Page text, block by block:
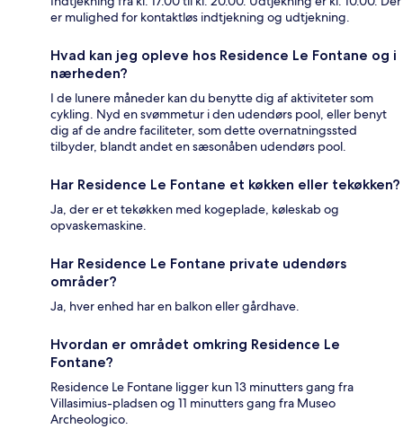
er mulighed for kontaktløs indtjekning og udtjekning.
Hvad kan jeg opleve hos Residence Le Fontane og i
nærheden?
I de lunere måneder kan du benytte dig af aktiviteter som
cykling. Nyd en svømmetur i den udendørs pool, eller benyt
dig af de andre faciliteter, som dette overnatningssted
tilbyder, blandt andet en sæsonåben udendørs pool.
Har Residence Le Fontane et køkken eller tekøkken?
Ja, der er et tekøkken med kogeplade, køleskab og
opvaskemaskine.
Har Residence Le Fontane private udendørs
områder?
Ja, hver enhed har en balkon eller gårdhave.
Hvordan er området omkring Residence Le
Fontane?
Residence Le Fontane ligger kun 13 minutters gang fra
Villasimius-pladsen og 11 minutters gang fra Museo
Archeologico.